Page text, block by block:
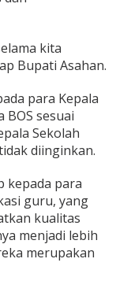
kita
Bupati Asahan.
para Kepala
BOS sesuai
Sekolah
diinginkan.
kepada para
guru, yang
kualitas
menjadi lebih
merupakan